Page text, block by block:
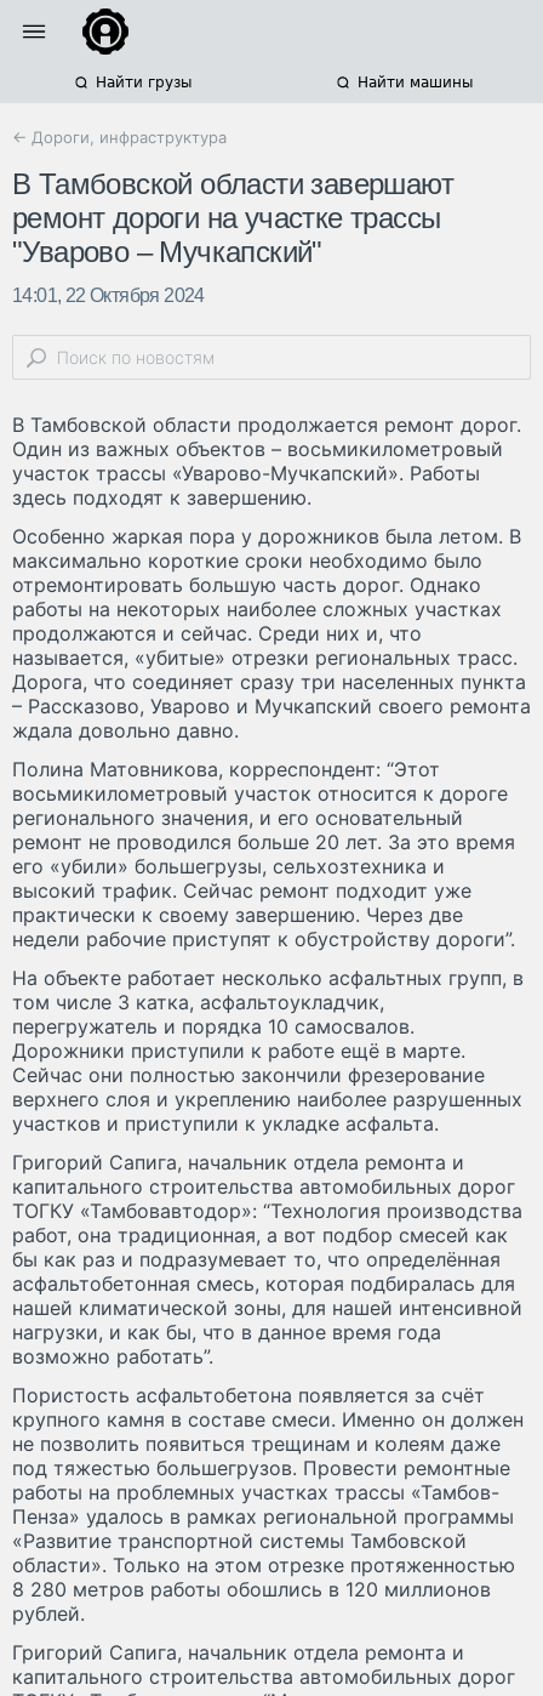
Найти грузы Найти машины
← Дороги, инфраструктура
В Тамбовской области завершают
ремонт дороги на участке трассы
"Уварово – Мучкапский"
14:01, 22 Октября 2024
В Тамбовской области продолжается ремонт дорог.
Один из важных объектов – восьмикилометровый
участок трассы «Уварово-Мучкапский». Работы
здесь подходят к завершению.
Особенно жаркая пора у дорожников была летом. В
максимально короткие сроки необходимо было
отремонтировать большую часть дорог. Однако
работы на некоторых наиболее сложных участках
продолжаются и сейчас. Среди них и, что
называется, «убитые» отрезки региональных трасс.
Дорога, что соединяет сразу три населенных пункта
– Рассказово, Уварово и Мучкапский своего ремонта
ждала довольно давно.
Полина Матовникова, корреспондент: “Этот
восьмикилометровый участок относится к дороге
регионального значения, и его основательный
ремонт не проводился больше 20 лет. За это время
его «убили» большегрузы, сельхозтехника и
высокий трафик. Сейчас ремонт подходит уже
практически к своему завершению. Через две
недели рабочие приступят к обустройству дороги”.
На объекте работает несколько асфальтных групп, в
том числе 3 катка, асфальтоукладчик,
перегружатель и порядка 10 самосвалов.
Дорожники приступили к работе ещё в марте.
Сейчас они полностью закончили фрезерование
верхнего слоя и укреплению наиболее разрушенных
участков и приступили к укладке асфальта.
Григорий Сапига, начальник отдела ремонта и
капитального строительства автомобильных дорог
ТОГКУ «Тамбовавтодор»: “Технология производства
работ, она традиционная, а вот подбор смесей как
бы как раз и подразумевает то, что определённая
асфальтобетонная смесь, которая подбиралась для
нашей климатической зоны, для нашей интенсивной
нагрузки, и как бы, что в данное время года
возможно работать”.
Пористость асфальтобетона появляется за счёт
крупного камня в составе смеси. Именно он должен
не позволить появиться трещинам и колеям даже
под тяжестью большегрузов. Провести ремонтные
работы на проблемных участках трассы «Тамбов-
Пенза» удалось в рамках региональной программы
«Развитие транспортной системы Тамбовской
области». Только на этом отрезке протяженностью
8 280 метров работы обошлись в 120 миллионов
рублей.
Григорий Сапига, начальник отдела ремонта и
капитального строительства автомобильных дорог